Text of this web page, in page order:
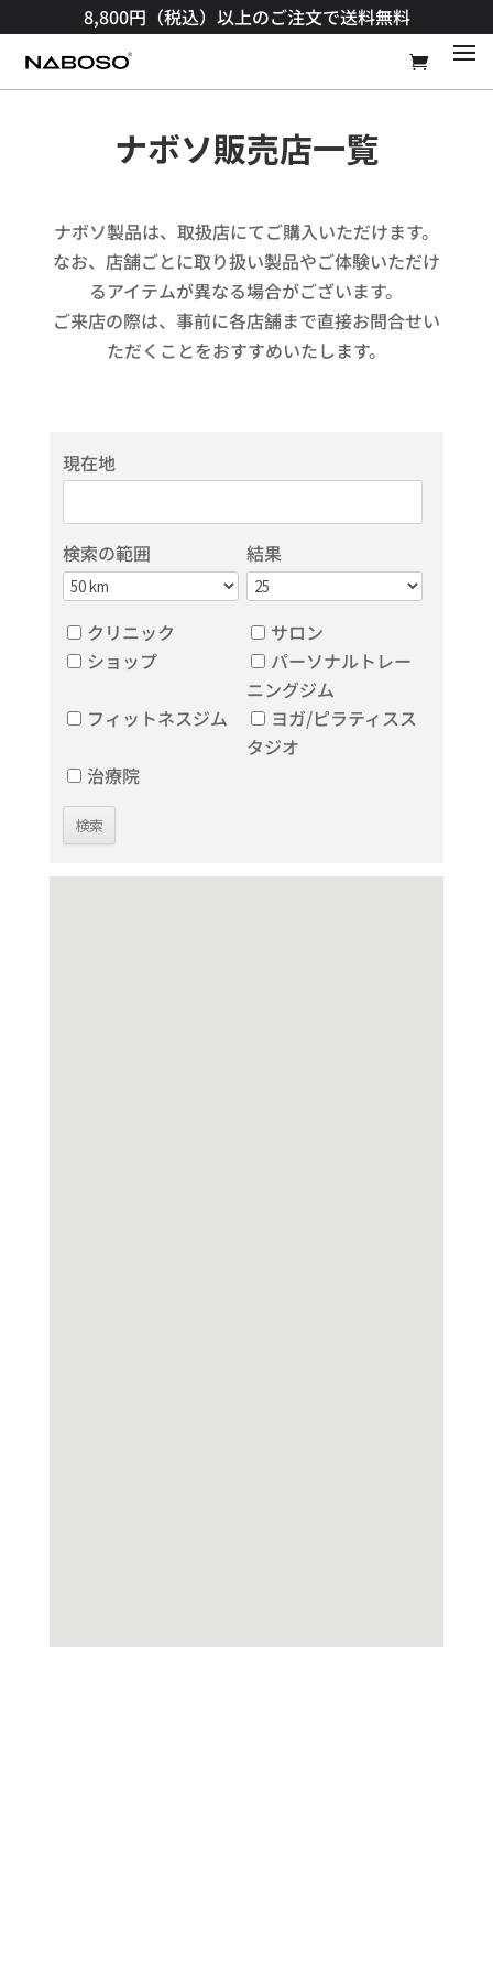
8,800円（税込）以上のご注文で送料無料​
ナボソ販売店一覧
ナボソ製品は、取扱店にてご購入いただけます。
なお、店舗ごとに取り扱い製品やご体験いただけ
るアイテムが異なる場合がございます。
ご来店の際は、事前に各店舗まで直接お問合せい
ただくことをおすすめいたします。​
現在地
検索の範囲 結果
クリニック
サロン
ショップ
パーソナルトレー
ニングジム
フィットネスジム
ヨガ/ピラティスス
タジオ
治療院